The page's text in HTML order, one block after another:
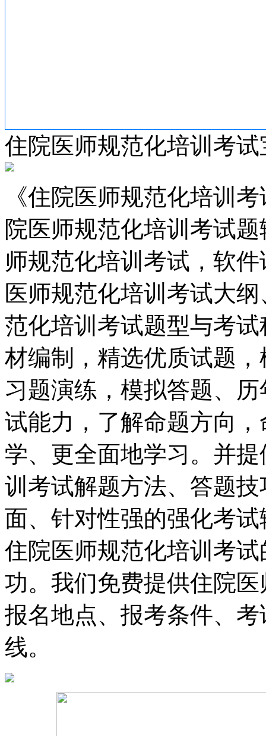
住院医师规范化培训考
《住院医师规范化培训
院医师规范化培训考试
师规范化培训考试，软
医师规范化培训考试大
范化培训考试题型与考
材编制，精选优质试题
习题演练，模拟答题、
试能力，了解命题方向
学、更全面地学习。并
训考试解题方法、答题
面、针对性强的强化考
住院医师规范化培训考
功。我们免费提供住院
报名地点、报考条件、
线。